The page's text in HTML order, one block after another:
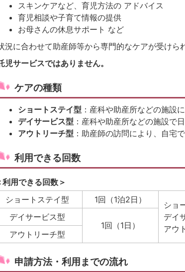
スキンケアなど、育児方法の アドバイス
育児相談や子育て情報の提供
お母さんの休息サポート など
況に合わせて助産師等から専門的なケアが受けら
児サービスではありません。
ケアの種類
ショートステイ型 ：産科や助産所などの施設
デイサービス型 ：産科や助産所などの施設で
アウトリーチ型 ：助産師の訪問により、自宅
利用できる回数
利用できる回数＞
ショートステイ型
1回（1泊2日）
ショ
デイ
アウ
デイサービス型
1回（1日）
アウトリーチ型
申請方法・利用までの流れ